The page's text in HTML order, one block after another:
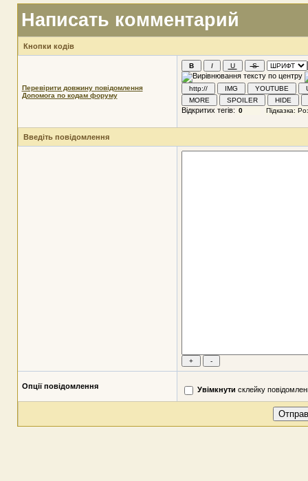
Написать комментарий
Кнопки кодів
Перевірити довжину повідомлення
Допомога по кодам форуму
Відкритих тегів:
Введіть повідомлення
Опції повідомлення Увімкнути склейку